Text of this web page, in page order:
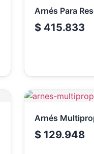
Arnés Para
$415.833
Arnés
$129.948